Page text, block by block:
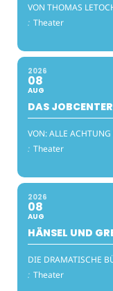
VON THOMAS
: Theater
2026
08
AUG
DAS JOBCENTER
VON: ALLE ACHTUNG
: Theater
2026
08
AUG
HÄNSEL UND
DIE DRAMATISCHE
: Theater